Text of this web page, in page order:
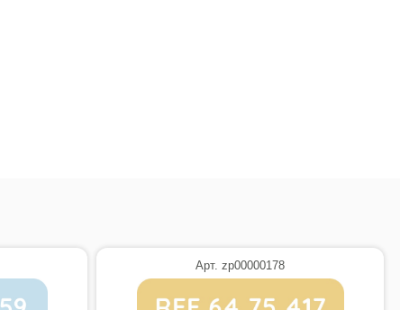
Арт. zp00000178